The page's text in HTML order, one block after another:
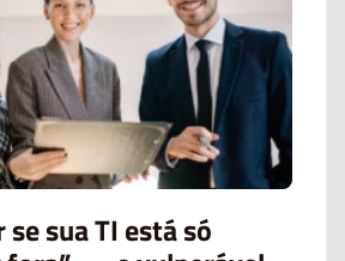
se sua TI está só